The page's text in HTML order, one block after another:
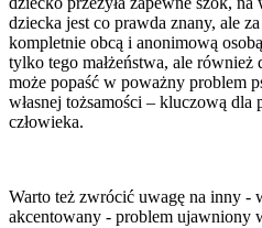
dziecka jest co prawda znany, ale
kompletnie obcą i anonimową
tylko tego małżeństwa, ale również
może popaść w poważny problem
własnej tożsamości – kluczową dla
człowieka.
Warto też zwrócić uwagę na inny -
akcentowany - problem ujawniony